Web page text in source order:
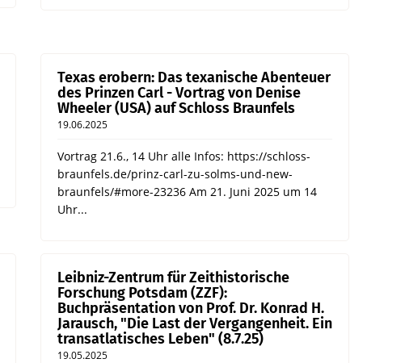
Texas erobern: Das texanische Abenteuer
des Prinzen Carl - Vortrag von Denise
Wheeler (USA) auf Schloss Braunfels
19.06.2025
Vortrag 21.6., 14 Uhr alle Infos: https://schloss-
braunfels.de/prinz-carl-zu-solms-und-new-
braunfels/#more-23236 Am 21. Juni 2025 um 14
Uhr...
Leibniz-Zentrum für Zeithistorische
Forschung Potsdam (ZZF):
Buchpräsentation von Prof. Dr. Konrad H.
Jarausch, "Die Last der Vergangenheit. Ein
transatlatisches Leben" (8.7.25)
19.05.2025